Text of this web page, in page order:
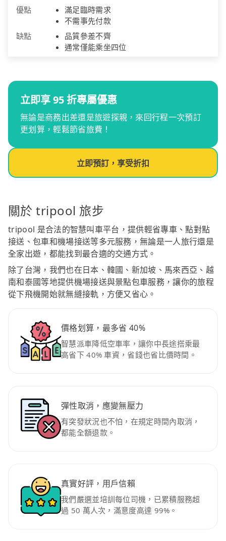
優點
滿足臨時需求
不需事先付款
缺點
品質參差不齊
通常僅能乘坐四位
立即享 95 折專屬優惠
無論是商務出差還是旅遊探親，來回行程一次預訂
更划算，輕鬆節省旅費！
立即預訂，享受折扣
關於 tripool 旅步
tripool 是合法的智慧叫車平台，提供輕省專車、點對點
接送、包車和機場接送等多元服務，無論是一人旅行還是
全家出遊，都能找到最合適的交通方式。
除了台灣，我們也在日本、韓國、新加坡、馬來西亞、越
南和泰國等地提供機場接送與景點包車服務，讓你的旅程
從下飛機開始就無縫接軌，方便又省心。
價格划算，最多省 40%
智慧派車降低空車率，讓你中長途搭乘最
高省下 40% 車資，省錢也省比價時間。
彈性取消，應變無壓力
有突發狀況也不怕，在規定時間內取消，
都能全額退款。
真實好評，用戶信賴
我們嚴選並培訓每位司機，已累積服務超
過 50 萬人次，滿意度高達 99%。